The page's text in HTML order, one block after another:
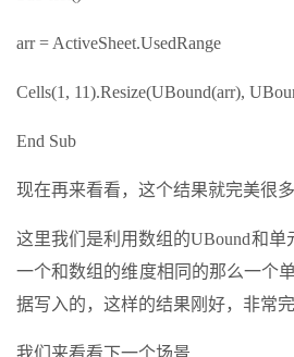
arr = ActiveSheet.UsedRange
Cells(1, 11).Resize(UBound(arr),
End Sub
现在再来看看，这个结果就完美很多
这里我们是利用数组的UBound和单
一个和数组的维度相同的那么一个
据写入的，这样的结果刚好，非常
我们来看看下一个场景